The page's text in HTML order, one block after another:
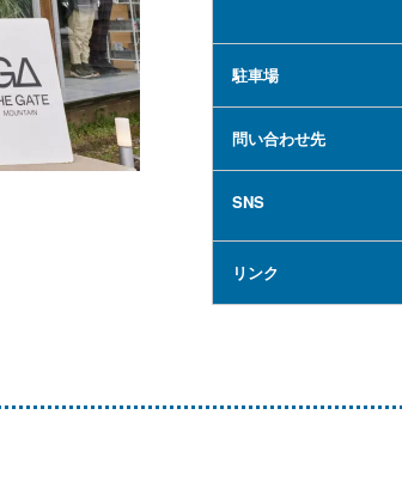
駐車場
問い合わせ先
SNS
リンク